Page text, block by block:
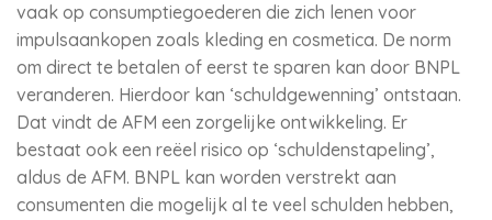
vaak op consumptiegoederen die zich lenen voor
impulsaankopen zoals kleding en cosmetica. De norm
om direct te betalen of eerst te sparen kan door BNPL
veranderen. Hierdoor kan ‘schuldgewenning’ ontstaan.
Dat vindt de AFM een zorgelijke ontwikkeling. Er
bestaat ook een reëel risico op ‘schuldenstapeling’,
aldus de AFM. BNPL kan worden verstrekt aan
consumenten die mogelijk al te veel schulden hebben,